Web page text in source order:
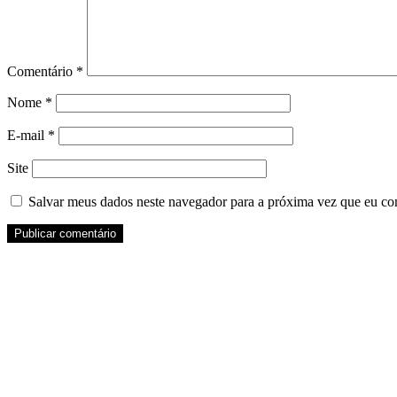
Comentário *
Nome *
E-mail *
Site
Salvar meus dados neste navegador para a próxima vez que eu